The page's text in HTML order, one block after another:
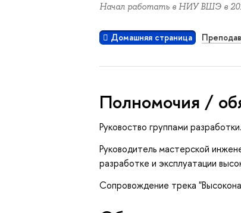
Начал работать в НИУ ВШЭ в
Домашняя страница
Полномочия /
Руковоство группами разработки.
Руководитель мастерской
разработке и эксплуатации
Сопровождение трека